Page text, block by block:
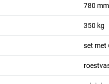
780 mm
350 kg
set met